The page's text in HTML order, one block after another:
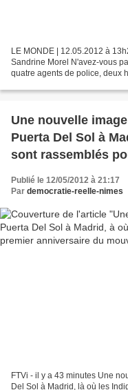
LE MONDE | 12.05.2012 à
Sandrine Morel N'avez-vous
quatre agents de police, deux
Une nouvelle
Puerta Del Sol à
sont rassemblés
Publié le 12/05/2012 à 21:17
Par democratie-reelle-nimes
FTVi - il y a 43 minutes Une
Del Sol à Madrid, là où les